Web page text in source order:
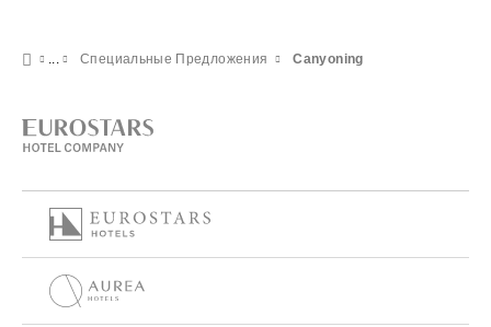
Специальные Предложения Canyoning